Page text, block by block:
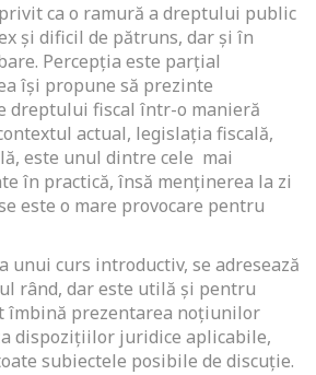
ca o ramură a dreptului public
și dificil de pătruns, dar și în
Percepția este parțial
își propune să prezinte
dreptului fiscal într-o manieră
actual, legislația fiscală,
este unul dintre cele mai
în practică, însă menținerea la zi
este o mare provocare pentru
unui curs introductiv, se adresează
rând, dar este utilă și pentru
îmbină prezentarea noțiunilor
dispozițiilor juridice aplicabile,
subiectele posibile de discuție.